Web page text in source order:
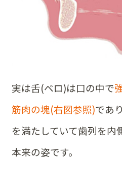
実は舌(ベロ)は口の中で
筋肉の塊(右図参照)であ
を満たしていて歯列を内
本来の姿です。